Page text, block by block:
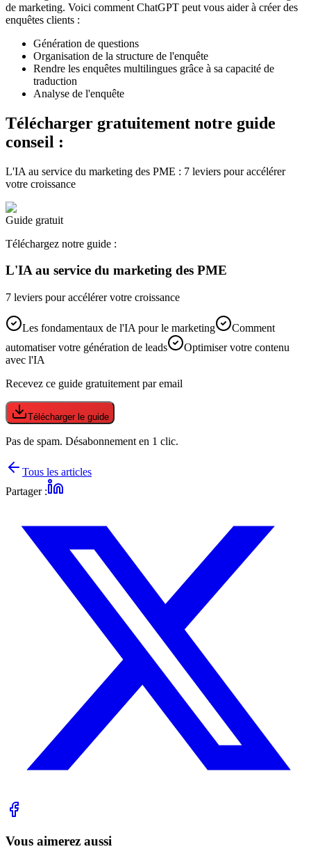
de marketing. Voici comment ChatGPT peut vous aider à créer des
enquêtes clients :
Génération de questions
Organisation de la structure de l'enquête
Rendre les enquêtes multilingues grâce à sa capacité de
traduction
Analyse de l'enquête
Télécharger gratuitement notre guide
conseil :
L'IA au service du marketing des PME : 7 leviers pour accélérer
votre croissance
Guide gratuit
Téléchargez notre guide :
L'IA au service du marketing des PME
7 leviers pour accélérer votre croissance
Les fondamentaux de l'IA pour le marketing
Comment
automatiser votre génération de leads
Optimiser votre contenu
avec l'IA
Recevez ce guide gratuitement par email
Télécharger le guide
Pas de spam. Désabonnement en 1 clic.
Tous les articles
Partager :
Vous aimerez aussi